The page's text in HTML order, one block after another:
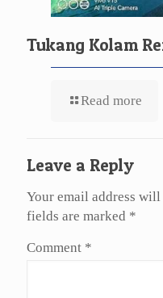
Tukang Kolam
Read more
Leave a Reply
Your email address
fields are marked *
Comment *